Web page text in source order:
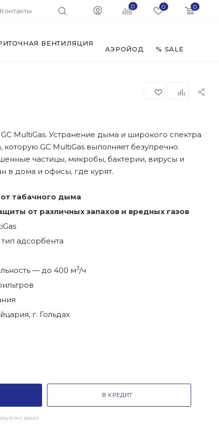
Контакты
0 0 0
ВЕНТИЛЯЦИЯ
АЭРОЙОД % SALE
MultiGas. Устранение дыма и широкого спектра
которую GC MultiGas выполняет безупречно.
частицы, микробы, бактерии, вирусы и
в дома и офисы, где курят.
табачного дыма
от различных запахов и вредных газов
адсорбента
— до 400 м3/ч
г. Гольдах
с вами
В КРЕДИТ